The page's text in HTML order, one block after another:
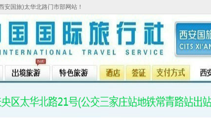
安国旅)太华北路门市部网站！